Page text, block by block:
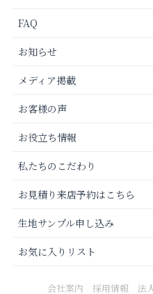
FAQ
お知らせ
メディア掲載
お客様の声
お役立ち情報
私たちのこだわり
お見積り来店予約はこちら
生地サンプル申し込み
お気に入りリスト
会社案内 採用情報 法